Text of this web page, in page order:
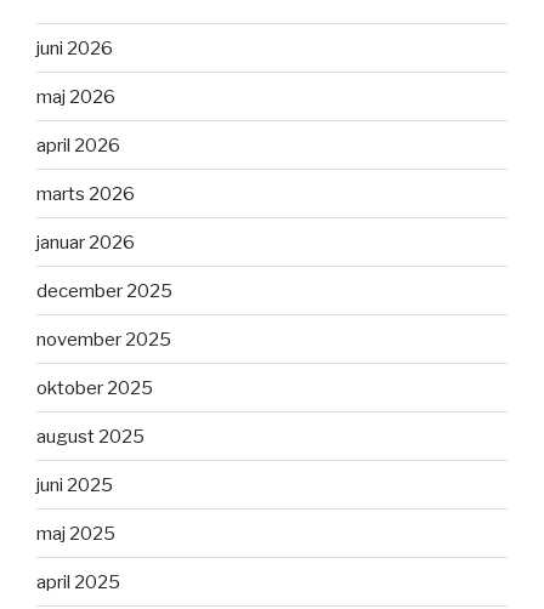
juni 2026
maj 2026
april 2026
marts 2026
januar 2026
december 2025
november 2025
oktober 2025
august 2025
juni 2025
maj 2025
april 2025